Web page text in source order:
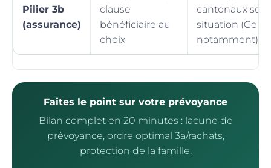
Pilier 3b
(assurance)
clause
bénéficiaire au
choix
cantonaux
situation
notamment)
Faites le point sur votre prévoyance
Bilan complet en 20 minutes : lacune de
prévoyance, ordre optimal 3a/rachats,
protection de la famille.